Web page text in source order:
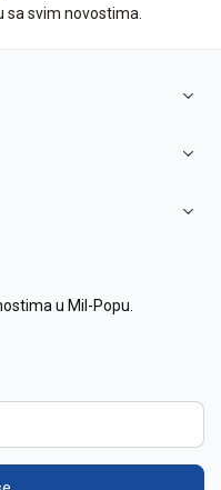
sa svim novostima.
u Mil-Popu.